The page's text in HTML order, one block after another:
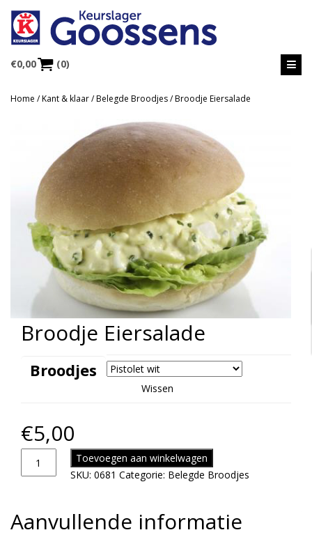
€0,00 (0)
Home /Kant & klaar/Belegde Broodjes/ Broodje Eiersalade
Broodje Eiersalade
Broodjes
Wissen
€5,00
Toevoegen aan winkelwagen
SKU: 0681 Categorie: Belegde Broodjes
Aanvullende informatie